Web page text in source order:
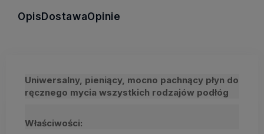
OpisDostawaOpinie
Uniwersalny, pieniący, mocno pachnący płyn do
ręcznego mycia wszystkich rodzajów podłóg
Właściwości: